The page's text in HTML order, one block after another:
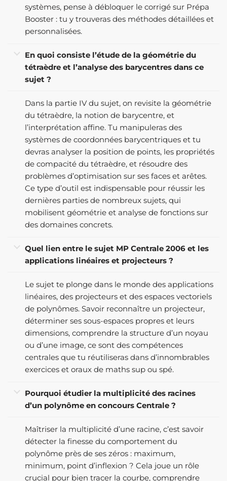
systèmes, pense à débloquer le corrigé sur Prépa
Booster : tu y trouveras des méthodes détaillées et
personnalisées.
En quoi consiste l’étude de la géométrie du
tétraèdre et l’analyse des barycentres dans ce
sujet ?
Dans la partie IV du sujet, on revisite la géométrie
du tétraèdre, la notion de barycentre, et
l’interprétation affine. Tu manipuleras des
systèmes de coordonnées barycentriques et tu
devras analyser la position de points, les propriétés
de compacité du tétraèdre, et résoudre des
problèmes d’optimisation sur ses faces et arêtes.
Ce type d’outil est indispensable pour réussir les
dernières parties de nombreux sujets, qui
mobilisent géométrie et analyse de fonctions sur
des domaines concrets.
Quel lien entre le sujet MP Centrale 2006 et les
applications linéaires et projecteurs ?
Le sujet te plonge dans le monde des applications
linéaires, des projecteurs et des espaces vectoriels
de polynômes. Savoir reconnaître un projecteur,
déterminer ses sous-espaces propres et leurs
dimensions, comprendre la structure d’un noyau
ou d’une image, ce sont des compétences
centrales que tu réutiliseras dans d’innombrables
exercices et oraux de maths sup ou spé.
Pourquoi étudier la multiplicité des racines
d’un polynôme en concours Centrale ?
Maîtriser la multiplicité d’une racine, c’est savoir
détecter la finesse du comportement du
polynôme près de ses zéros : maximum,
minimum, point d’inflexion ? Cela joue un rôle
crucial pour bien tracer la courbe, comprendre